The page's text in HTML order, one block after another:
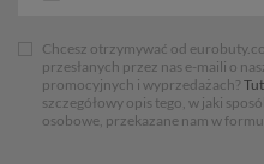
Chcesz otrzymywać od
przesłanych przez nas e-maili o
promocyjnych i wyprzedażach?
szczegółowy opis tego, w jaki
osobowe, przekazane nam w